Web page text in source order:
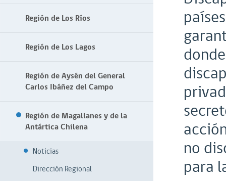
Región de Los Ríos
Región de Los Lagos
Región de Aysén del General
Carlos Ibáñez del Campo
Región de Magallanes y de la
Antártica Chilena
Noticias
Dirección Regional
no
para